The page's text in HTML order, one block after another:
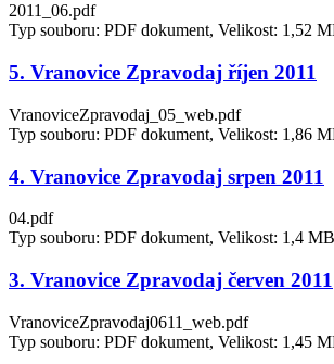
2011_06.pdf
Typ souboru: PDF dokument, Velikost: 1,52
5. Vranovice Zpravodaj říjen 2011
VranoviceZpravodaj_05_web.pdf
Typ souboru: PDF dokument, Velikost: 1,86
4. Vranovice Zpravodaj srpen 2011
04.pdf
Typ souboru: PDF dokument, Velikost: 1,4 MB
3. Vranovice Zpravodaj červen 2011
VranoviceZpravodaj0611_web.pdf
Typ souboru: PDF dokument, Velikost: 1,45